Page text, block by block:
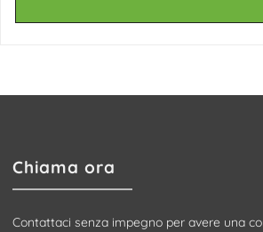
Chiama ora
Contattaci senza impegno per avere una